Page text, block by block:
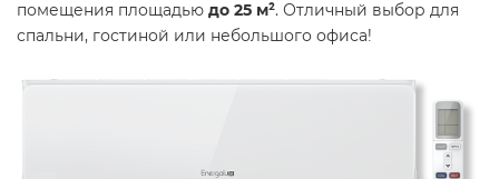
помещения площадью до 25 м². Отличный выбор для
спальни, гостиной или небольшого офиса!